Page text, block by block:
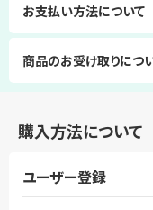
お支払い方法について
商品のお受け取りにつ
購入方法について
ユーザー登録